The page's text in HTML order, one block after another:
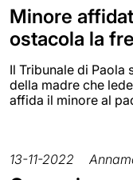
Minore
ostacola la
Il Tribunale di
della madre che
affida il minore al
13-11-2022